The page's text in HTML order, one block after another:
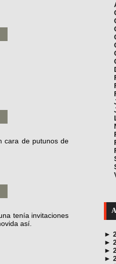
cara de putunos de
tenía invitaciones
así.
►
►
►
►